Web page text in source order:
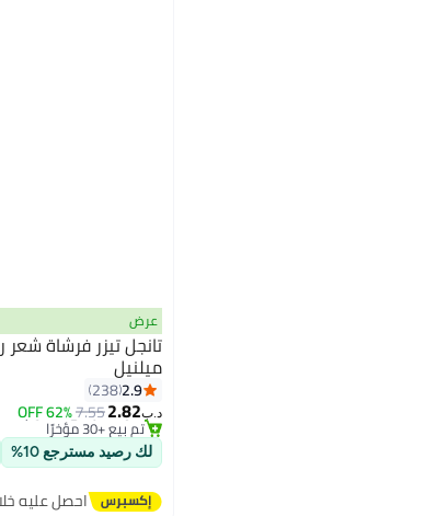
عرض
تانجل تيزر فرشاة
ميلنيل
2.9
238
د.ب‏2.82
7.55
62% OFF
#18 في فرش الشعر
أقل سعر في 30 يوم
تم بيع +30 مؤخرًا
#18 في فرش الشعر
لك رصيد مسترجع 10%
احصل عليه